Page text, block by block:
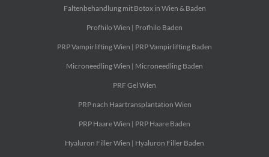
Faltenbehandlung mit Botox in Wien & Baden
Profhilo Wien | Profhilo Baden
PRP Vampirlifting Wien | PRP Vampirlifting Baden
Microneedling Wien | Microneedling Baden
PRF Gel Wien
PRP nach Haartransplantation Wien
PRP Haare Wien | PRP Haare Baden
Hyaluron Filler Wien | Hyaluron Filler Baden